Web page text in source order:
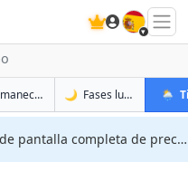
🇪🇸
en Kuopio
Amanecer y atardecer mañana en
🌙 Fases lunares en
🌦️
pantalla completa de precisión!